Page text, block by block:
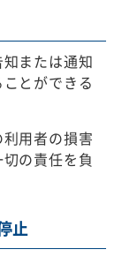
または通知
とができる
用者の損害
の責任を負
止